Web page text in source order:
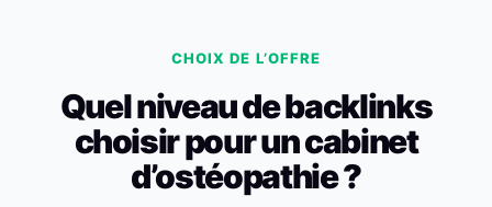
CHOIX DE L’OFFRE
Quel niveau de backlinks
choisir pour un cabinet
d’ostéopathie ?